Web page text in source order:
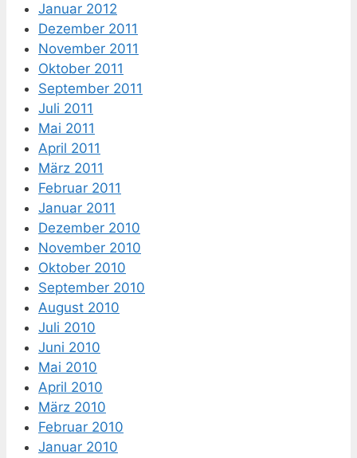
Januar 2012
Dezember 2011
November 2011
Oktober 2011
September 2011
Juli 2011
Mai 2011
April 2011
März 2011
Februar 2011
Januar 2011
Dezember 2010
November 2010
Oktober 2010
September 2010
August 2010
Juli 2010
Juni 2010
Mai 2010
April 2010
März 2010
Februar 2010
Januar 2010